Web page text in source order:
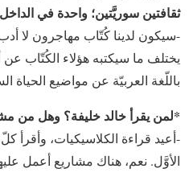
ثقافتين سوريَّتين؛ واحدة في
-سيكون لدينا كُتّاب مهاجرون لا
يختلف ما سيكتبه هؤلاء الكُتّاب عن
باللّغة العربيّة عن مواضيع الحياة
*لمن يقرأ خالد خليفة؟ وهل من
-أعيد قراءة الكلاسيكيات، وأقرأ
الأوَّل. نعم، هناك مشاريع أعمل